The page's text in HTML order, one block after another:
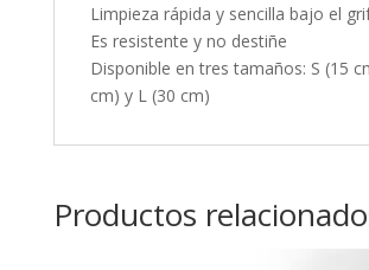
Limpieza rápida y sencilla bajo el
Es resistente y no destiñe
Disponible en tres tamaños: S (15
cm) y L (30 cm)
Productos